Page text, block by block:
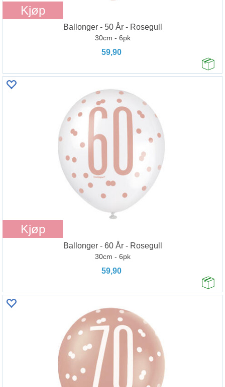
Kjøp
Ballonger - 50 År - Rosegull
30cm - 6pk
59,90
Kjøp
Ballonger - 60 År - Rosegull
30cm - 6pk
59,90